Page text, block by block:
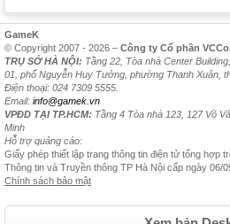
GameK
© Copyright 2007 - 2026 – Công ty Cổ phần
TRỤ SỞ HÀ NỘI: Tầng 22, Tòa nhà Center
01, phố Nguyễn Huy Tưởng, phường Thanh Xuân,
Điện thoại: 024 7309 5555.
Email: info@gamek.vn
VPĐD TẠI TP.HCM: Tầng 4 Tòa nhà 123, 127 Võ
Minh
Hỗ trợ quảng cáo:
Giấy phép thiết lập trang thông tin điện tử tổng hợp
Thông tin và Truyền thông TP Hà Nội cấp ngày 06/
Chính sách bảo mật